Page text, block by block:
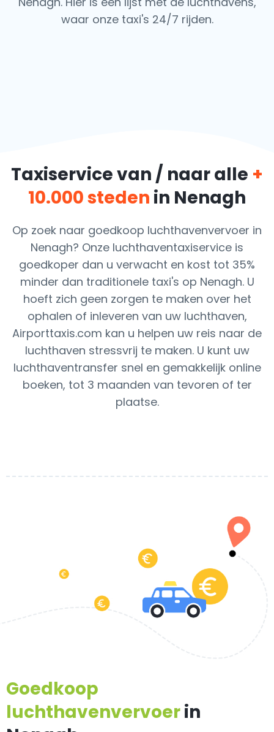
waar onze taxi's 24/7 rijden.
Taxiservice van / naar alle +
10.000 steden in Nenagh
Op zoek naar goedkoop luchthavenvervoer in
Nenagh? Onze luchthaventaxiservice is
goedkoper dan u verwacht en kost tot 35%
minder dan traditionele taxi's op Nenagh. U
hoeft zich geen zorgen te maken over het
ophalen of inleveren van uw luchthaven,
Airporttaxis.com kan u helpen uw reis naar de
luchthaven stressvrij te maken. U kunt uw
luchthaventransfer snel en gemakkelijk online
boeken, tot 3 maanden van tevoren of ter
plaatse.
Goedkoop
luchthavenvervoerin